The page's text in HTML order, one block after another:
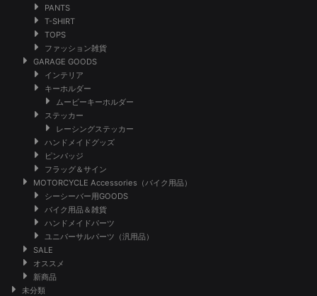
PANTS
T-SHIRT
TOPS
ファッション雑貨
GARAGE GOODS
インテリア
キーホルダー
ムービーキーホルダー
ステッカー
レーシングステッカー
ハンドメイドグッズ
ピンバッジ
フラッグ＆サイン
MOTORCYCLE Accessories（バイク用品）
シーシーバー用GOODS
バイク用品＆雑貨
ハンドメイドパーツ
ユニバーサルパーツ（汎用品）
SALE
オススメ
新商品
未分類